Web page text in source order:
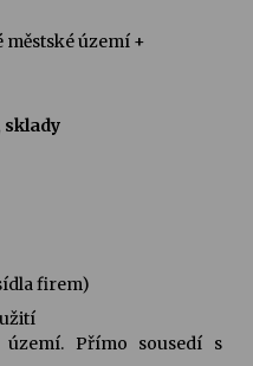
městské území +
sklady
firem)
území. Přímo sousedí s